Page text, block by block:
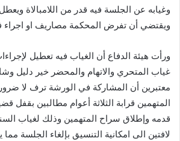
وغيابه عن الجلسة فيه قدر من اللامبالاة
ويقتضي أن تفرض المحكمة مصاريف او اجراء
ورأت هيئة الدفاع أن الغياب فيه تعطيل
غياب المتحري والاتهام والمحضر خير دليل
معتبرين أن المشاركة في الورشة ترف لا
المتهمين قرابة الثلاثة أعوام مطالبين بقفل
قدمه وإطلاق سراح المتهمين وذلك لغياب
لافتين الى امكانية التنسيق بإلغاء الجلسة